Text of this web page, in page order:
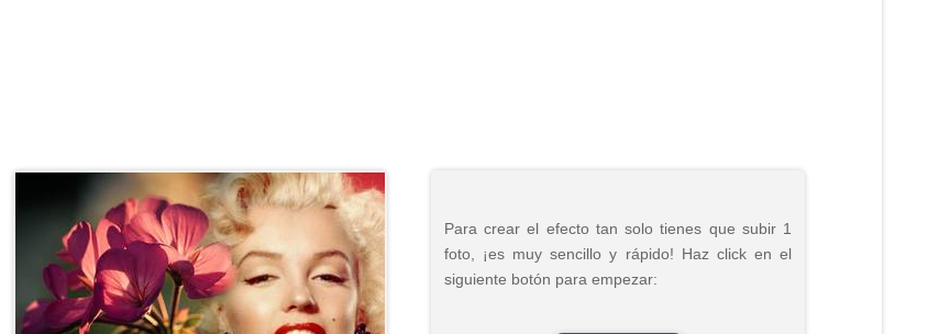
Para crear el efecto tan solo tienes que subir 1
foto, ¡es muy sencillo y rápido! Haz click en el
siguiente botón para empezar: